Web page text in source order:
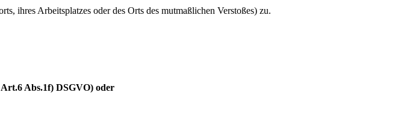
ihres Arbeitsplatzes oder des Orts des mutmaßlichen Verstoßes) zu.
Abs.1f) DSGVO) oder